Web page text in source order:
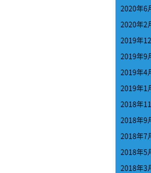
2020年6
2020年2
2019年
2019年9
2019年4
2019年1
2018年
2018年9
2018年7
2018年5
2018年3